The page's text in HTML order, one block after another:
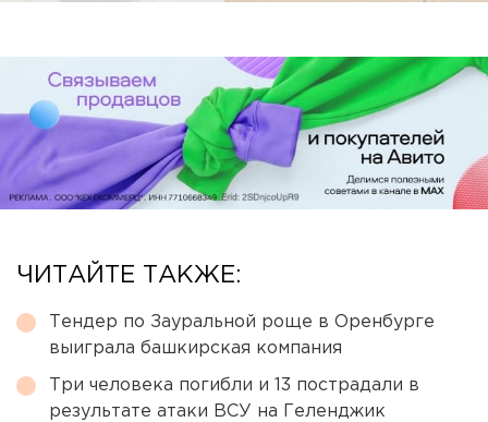
ЧИТАЙТЕ ТАКЖЕ:
Тендер по Зауральной роще в Оренбурге
выиграла башкирская компания
Три человека погибли и 13 пострадали в
результате атаки ВСУ на Геленджик